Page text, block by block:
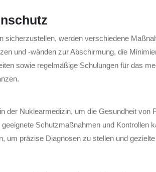
sicherzustellen, werden verschiedene
und -wänden zur Abschirmung, die
sowie regelmäßige Schulungen für das
der Nuklearmedizin, um die Gesundheit von
Schutzmaßnahmen und Kontrollen
um präzise Diagnosen zu stellen und